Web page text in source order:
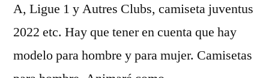
A, Ligue 1 y Autres Clubs, camiseta juventus
2022 etc. Hay que tener en cuenta que hay
modelo para hombre y para mujer. Camisetas